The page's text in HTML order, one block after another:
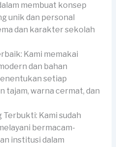
membuat konsep
unik dan personal
dan karakter sekolah
Kami memakai
dan bahan
setiap
tajam, warna cermat, dan
Terbukti: Kami sudah
bermacam-
institusi dalam